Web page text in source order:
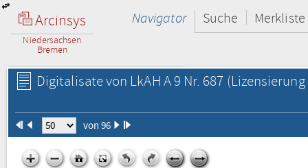
Arcinsys
Niedersachsen
Bremen
Navigator Suche Merkliste
Digitalisate von LkAH A 9 Nr. 687
von 96